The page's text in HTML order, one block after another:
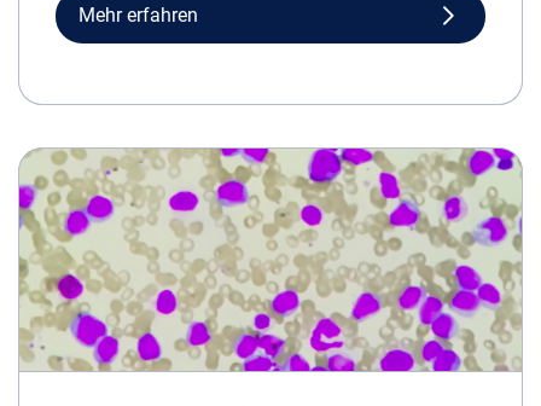
Mehr erfahren